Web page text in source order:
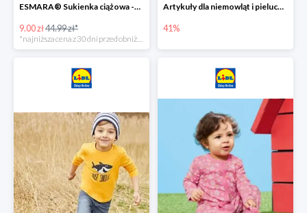
ESMARA® Sukienka ciążowa -79%
9.00 zł44.99 zł*
Artykuły dla niemowląt i pieluchy w Lidlu Online do -41%
41%